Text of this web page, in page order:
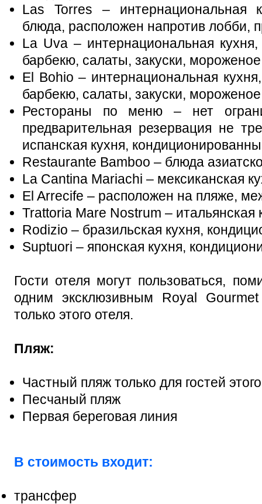
Las Torres – интернациональная
блюда, расположен напротив лобби,
La Uva – интернациональная
барбекю, салаты, закуски, мороженое
El Bohio – интернациональная
барбекю, салаты, закуски,
Рестораны по меню – нет
предварительная резервация не
испанская кухня,
Restaurante Bamboo – блюда
La Cantina Mariachi – мексиканская
El Arrecife – расположен на пляже,
Trattoria Mare Nostrum –
Rodizio – бразильская кухня,
Suptuori – японская кухня,
Гости отеля могут пользоваться,
одним эксклюзивным Royal
только этого отеля.
Пляж:
Частный пляж только для гостей
Песчаный пляж
Первая береговая линия
В стоимость входит:
трансфер